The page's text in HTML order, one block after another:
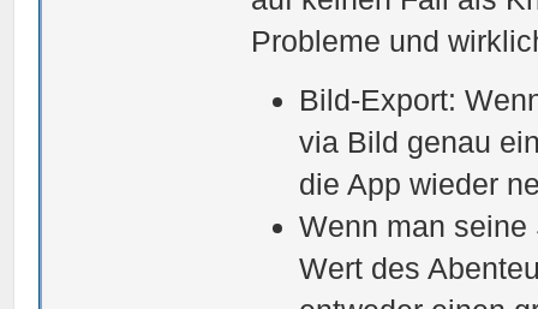
Probleme und
Bild-Export:
via Bild genau
die App wieder
Wenn man seine
Wert des